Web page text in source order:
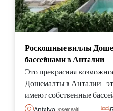
Роскошные виллы
бассейнами в Анталии
Это прекрасная
Дошемалты в Анталии -
имеют собственные
сады и могут быть
AntalyaDosemealti 5